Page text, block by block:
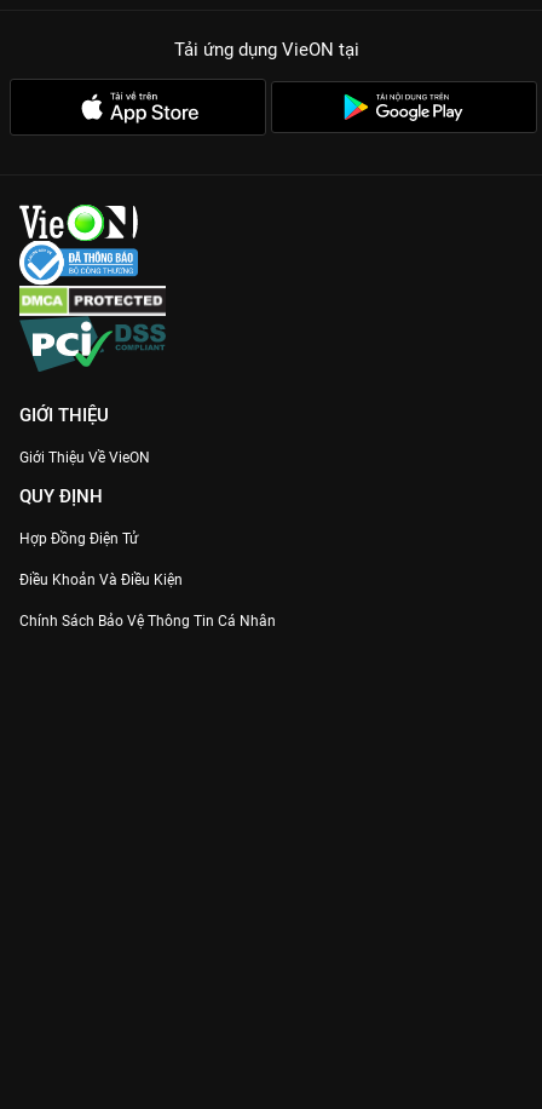
Tải ứng dụng VieON tại
GIỚI THIỆU
Giới Thiệu Về VieON
QUY ĐỊNH
Hợp Đồng Điện Tử
Điều Khoản Và Điều Kiện
Chính Sách Bảo Vệ Thông Tin Cá Nhân